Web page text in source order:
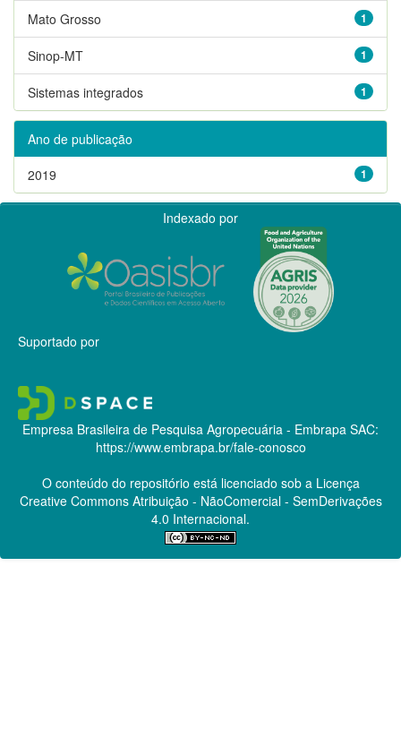
1
Mato Grosso
1
Sinop-MT
1
Sistemas integrados
Ano de publicação
1
2019
Indexado por
Suportado por
Empresa Brasileira de Pesquisa Agropecuária - Embrapa SAC:
https://www.embrapa.br/fale-conosco
O conteúdo do repositório está licenciado sob a Licença
Creative CommonsAtribuição - NãoComercial - SemDerivações
4.0 Internacional.